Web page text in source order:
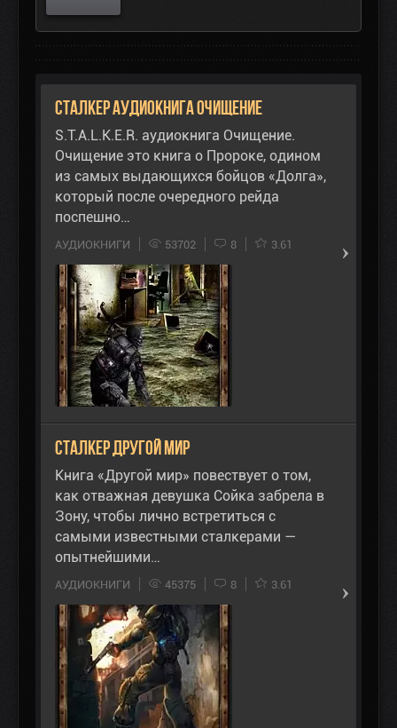
Сталкер аудиокнига Очищение
S.T.A.L.K.E.R. аудиокнига Очищение.
Очищение это книга о Пророке, одином
из самых выдающихся бойцов «Долга»,
который после очередного рейда
поспешно…
АУДИОКНИГИ 53702 8 3.61
Сталкер Другой Мир
Книга «Другой мир» повествует о том,
как отважная девушка Сойка забрела в
Зону, чтобы лично встретиться с
самыми известными сталкерами —
опытнейшими…
АУДИОКНИГИ 45375 8 3.61